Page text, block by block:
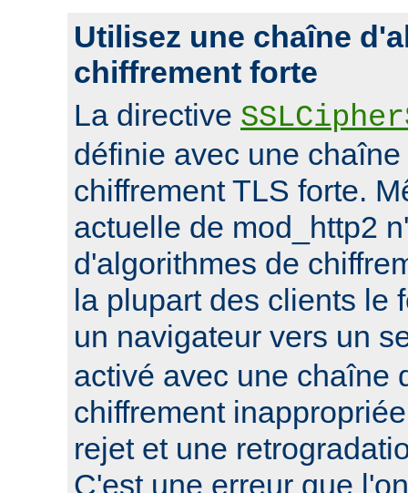
Utilisez une chaîne
chiffrement forte
La directive
définie avec une
chiffrement TLS forte.
actuelle de mod_http2
d'algorithmes de
la plupart des clients le
un navigateur vers un
activé avec une chaîne
chiffrement
rejet et une
C'est une erreur que